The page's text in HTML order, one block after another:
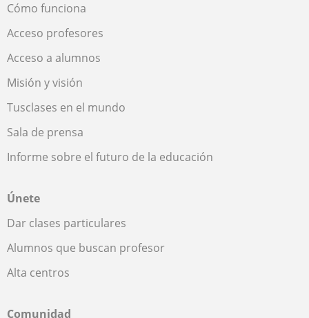
Cómo funciona
Acceso profesores
Acceso a alumnos
Misión y visión
Tusclases en el mundo
Sala de prensa
Informe sobre el futuro de la educación
Únete
Dar clases particulares
Alumnos que buscan profesor
Alta centros
Comunidad